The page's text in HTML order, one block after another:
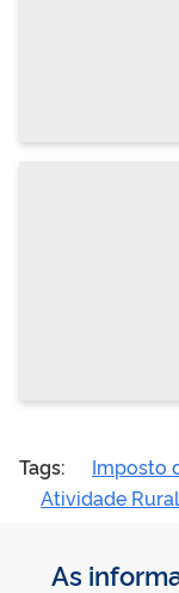
Tags: Imposto
Atividade Rural
As